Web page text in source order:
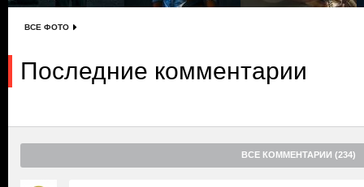
ВСЕ ФОТО
Последние комментарии
ВСЕ КОММЕНТАРИИ (234)